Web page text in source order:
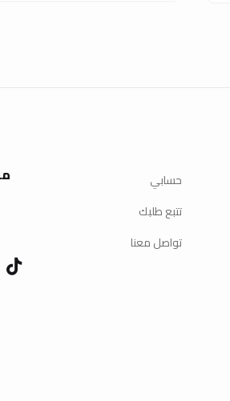
حسابي
تتبع طلبك
تواصل معنا